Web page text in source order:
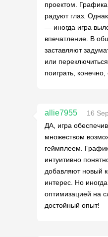
проектом.
радуют глаз.
— иногда игра
впечатление. В
заставляют
или
поиграть, конечно,
allie7955
16
ДА, игра
множеством
геймплеем.
интуитивно
добавляют новый
интерес. Но
оптимизацией на
достойный опыт!